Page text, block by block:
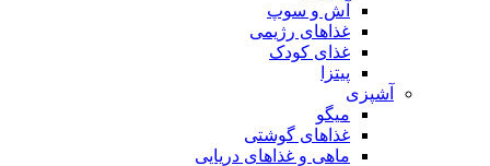
آش و سوپ
غذاهای رژیمی
غذای کودک
پیتزا
آشپزی
میگو
غذاهای گوشتی
ماهی و غذاهای دریایی